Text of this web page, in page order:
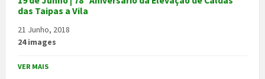
das Taipas a Vila
21 Junho, 2018
24 images
VER MAIS